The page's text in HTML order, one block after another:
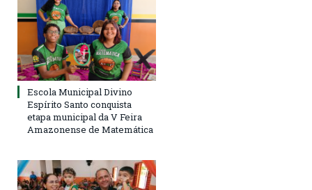
Escola Municipal Divino
Espírito Santo conquista
etapa municipal da V Feira
Amazonense de Matemática